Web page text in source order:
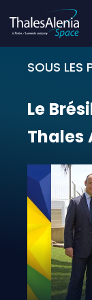
SOUS LES
Le
Le
Thales